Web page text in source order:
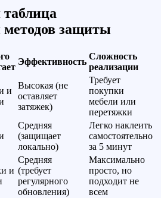
защиты
Эффективность
Сложность
реализации
и
Высокая (не
оставляет
затяжек)
Требует
покупки
мебели или
перетяжки
Средняя
(защищает
локально)
Легко наклеить
самостоятельно
за 5 минут
и
Средняя
(требует
регулярного
обновления)
Максимально
просто, но
подходит не
всем